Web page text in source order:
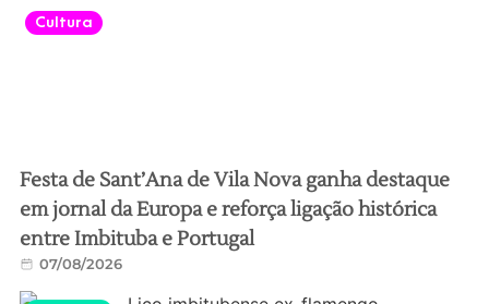
Cultura
Festa de Sant’Ana de Vila Nova ganha destaque
em jornal da Europa e reforça ligação histórica
entre Imbituba e Portugal
07/08/2026